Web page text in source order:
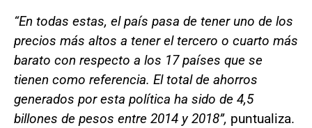
“En todas estas, el país pasa de tener uno de los
precios más altos a tener el tercero o cuarto más
barato con respecto a los 17 países que se
tienen como referencia. El total de ahorros
generados por esta política ha sido de 4,5
billones de pesos entre 2014 y 2018”, puntualiza.